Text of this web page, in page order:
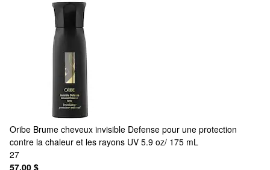
Oribe Brume cheveux invisible Defense pour une protection
contre la chaleur et les rayons UV 5.9 oz/ 175 mL
27
57,00 $